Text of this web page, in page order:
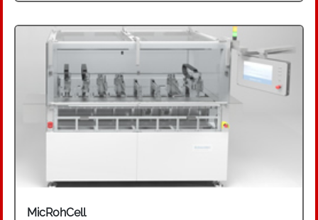
angeboten wird, sowie Chip-Montagesysteme.
Typische Erzeugnisse die auf diesen Anlagen
montiert werden sind z. B. Sensoren,
Kontaktsysteme, Hörgeräte, Mikromotoren,
elektronische Bauelemente, mechanische
Uhrwerke und mikrooptische Systeme.
Konsumgüterindustrie, für die das
Unternehmen weltweit bereits über 200
MicRohCell